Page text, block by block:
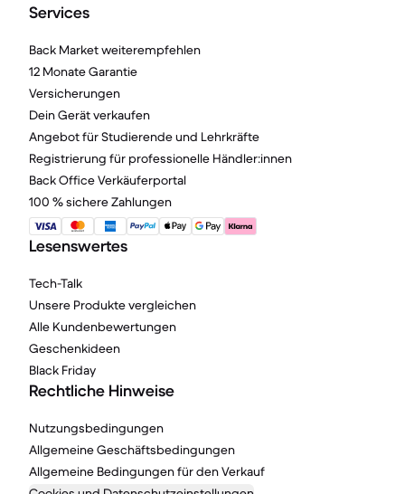
Services
Back Market weiterempfehlen
12 Monate Garantie
Versicherungen
Dein Gerät verkaufen
Angebot für Studierende und Lehrkräfte
Registrierung für professionelle Händler:innen
Back Office Verkäuferportal
100 % sichere Zahlungen
Lesenswertes
Tech-Talk
Unsere Produkte vergleichen
Alle Kundenbewertungen
Geschenkideen
Black Friday
Rechtliche Hinweise
Nutzungsbedingungen
Allgemeine Geschäftsbedingungen
Allgemeine Bedingungen für den Verkauf